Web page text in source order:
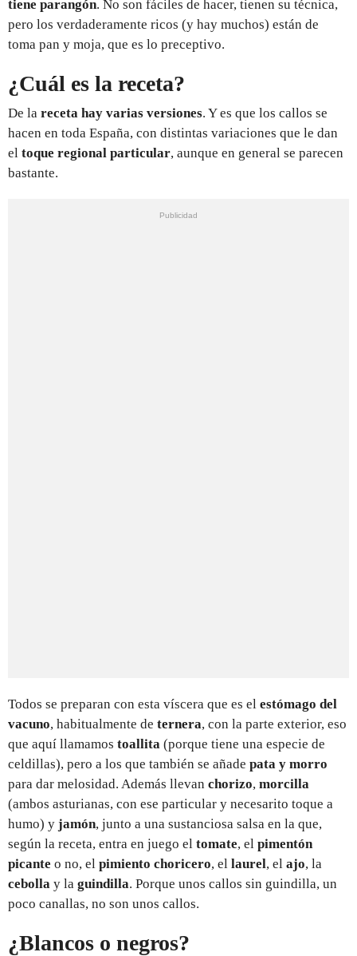
tiene parangón. No son fáciles de hacer, tienen su técnica,
pero los verdaderamente ricos (y hay muchos) están de
toma pan y moja, que es lo preceptivo.
¿Cuál es la receta?
De la receta hay varias versiones. Y es que los callos se
hacen en toda España, con distintas variaciones que le dan
el toque regional particular, aunque en general se parecen
bastante.
Todos se preparan con esta víscera que es el estómago del
vacuno, habitualmente de ternera, con la parte exterior, eso
que aquí llamamos toallita (porque tiene una especie de
celdillas), pero a los que también se añade pata y morro
para dar melosidad. Además llevan chorizo, morcilla
(ambos asturianas, con ese particular y necesarito toque a
humo) y jamón, junto a una sustanciosa salsa en la que,
según la receta, entra en juego el tomate, el pimentón
picante o no, el pimiento choricero, el laurel, el ajo, la
cebolla y la guindilla. Porque unos callos sin guindilla, un
poco canallas, no son unos callos.
¿Blancos o negros?